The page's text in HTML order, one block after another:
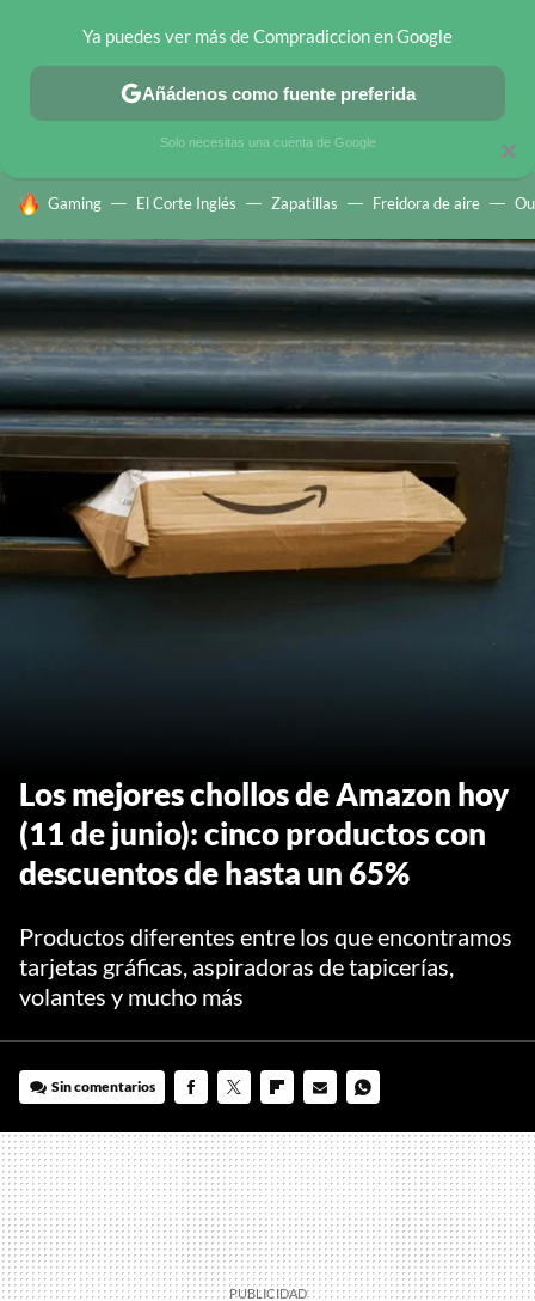
CHOLLOS TELEGRAM OFERTAS EN MÓVILES OFERTAS EN
HOY SE HABLA DE
Gaming El Corte Inglés Zapatillas Freidora de aire
Los mejores chollos de Amazon hoy
(11 de junio): cinco productos con
descuentos de hasta un 65%
Productos diferentes entre los que encontramos
tarjetas gráficas, aspiradoras de tapicerías,
volantes y mucho más
Sin comentarios
MAIL
×
Ya puedes ver más de Compradiccion en Google
Añádenos como fuente preferida
Solo necesitas una cuenta de Google